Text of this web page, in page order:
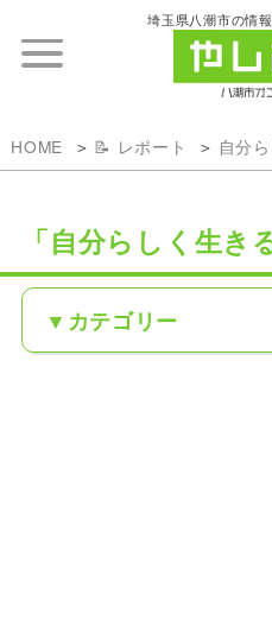
埼玉県八潮市の情
HOME 📝 レポート 自分
「自分らしく生き
カテゴリー